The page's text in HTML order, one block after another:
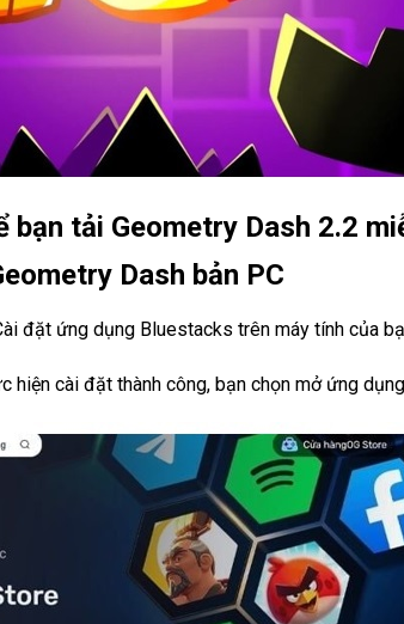
bạn tải Geometry Dash 2.2
Dash bản PC
đặt ứng dụng Bluestacks trên máy tính của
hiện cài đặt thành công, bạn chọn mở ứng